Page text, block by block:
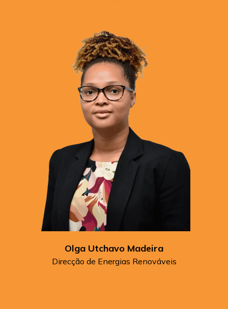
Olga Utchavo Madeira
Direcção de Energias Renováveis